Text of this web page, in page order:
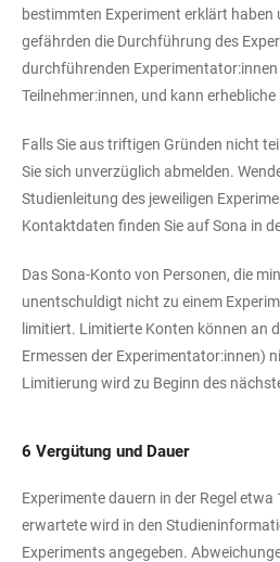
bestimmten Experiment erklärt haben
gefährden die Durchführung des
durchführenden
Teilnehmer:innen, und kann
Falls Sie aus triftigen Gründen nicht
Sie sich unverzüglich abmelden.
Studienleitung des jeweiligen
Kontaktdaten finden Sie auf Sona in
Das Sona-Konto von Personen, die
unentschuldigt nicht zu einem
limitiert. Limitierte Konten können an
Ermessen der Experimentator:innen)
Limitierung wird zu Beginn des
6 Vergütung und Dauer
Experimente dauern in der Regel etwa
erwartete wird in den
Experiments angegeben.